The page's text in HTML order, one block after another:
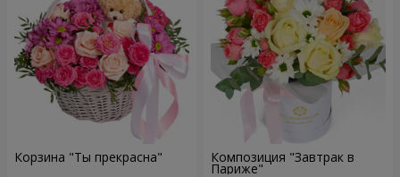
Корзина "Ты прекрасна" Композиция "Завтрак в
Париже"